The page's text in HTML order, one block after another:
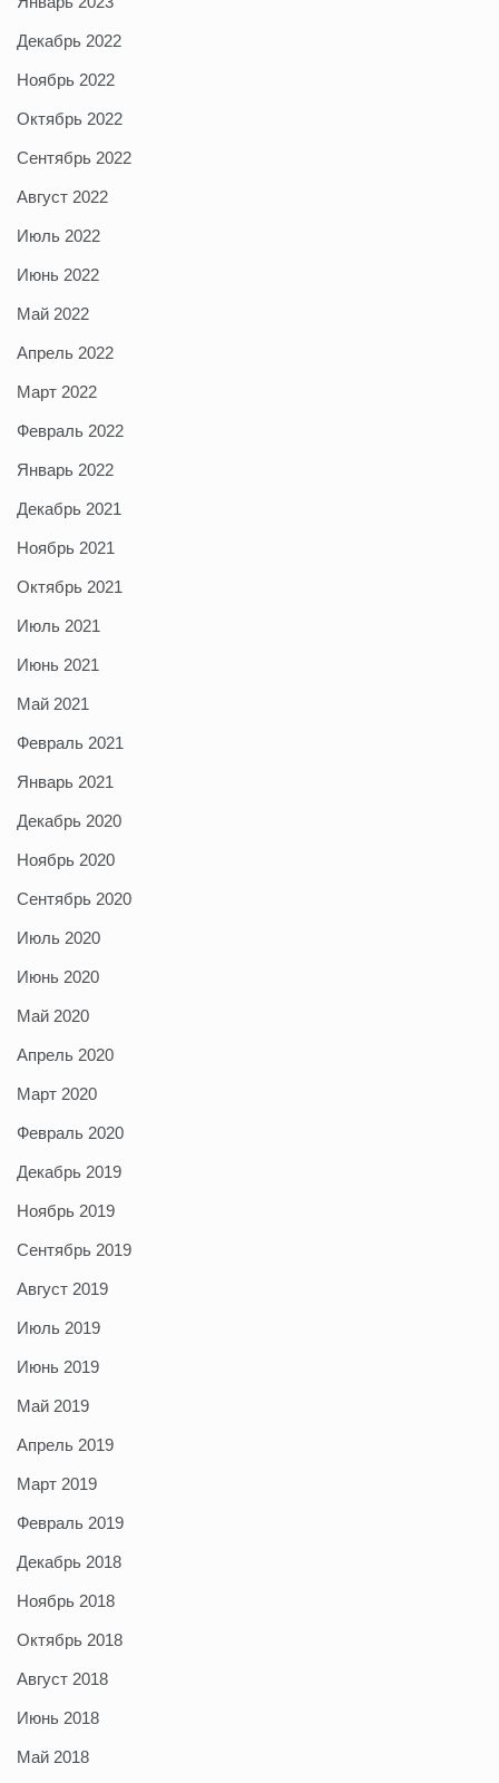
Декабрь 2022
Ноябрь 2022
Октябрь 2022
Сентябрь 2022
Август 2022
Июль 2022
Июнь 2022
Май 2022
Апрель 2022
Март 2022
Февраль 2022
Январь 2022
Декабрь 2021
Ноябрь 2021
Октябрь 2021
Июль 2021
Июнь 2021
Май 2021
Февраль 2021
Январь 2021
Декабрь 2020
Ноябрь 2020
Сентябрь 2020
Июль 2020
Июнь 2020
Май 2020
Апрель 2020
Март 2020
Февраль 2020
Декабрь 2019
Ноябрь 2019
Сентябрь 2019
Август 2019
Июль 2019
Июнь 2019
Май 2019
Апрель 2019
Март 2019
Февраль 2019
Декабрь 2018
Ноябрь 2018
Октябрь 2018
Август 2018
Июнь 2018
Май 2018